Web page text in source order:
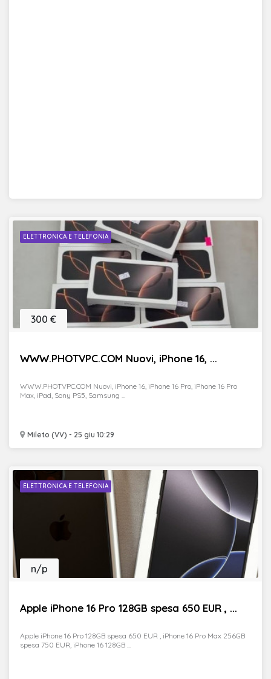
ELETTRONICA E TELEFONIA
WWW.PHOTVPC.COM Nuovi, iPhone 16, ...
Mileto (VV) - 25 giu 10:29
300 €
WWW.PHOTVPC.COM Nuovi, iPhone 16, iPhone 16 Pro, iPhone 16 Pro
Max, iPad, Sony PS5, Samsung ...
ELETTRONICA E TELEFONIA
Apple iPhone 16 Pro 128GB spesa 650 EUR , ...
n/p
Apple iPhone 16 Pro 128GB spesa 650 EUR , iPhone 16 Pro Max 256GB
spesa 750 EUR, iPhone 16 128GB ...